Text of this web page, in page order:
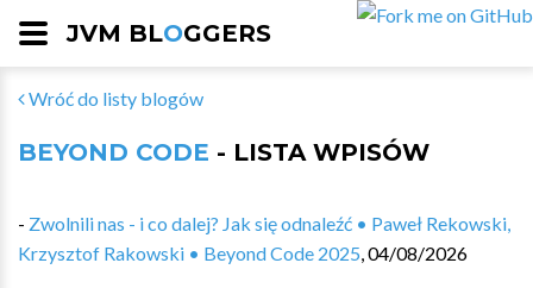
JVM BLOGGERS
Wróć do listy blogów
BEYOND CODE - LISTA WPISÓW
- Zwolnili nas - i co dalej? Jak się odnaleźć • Paweł Rekowski,
Krzysztof Rakowski • Beyond Code 2025,04/08/2026